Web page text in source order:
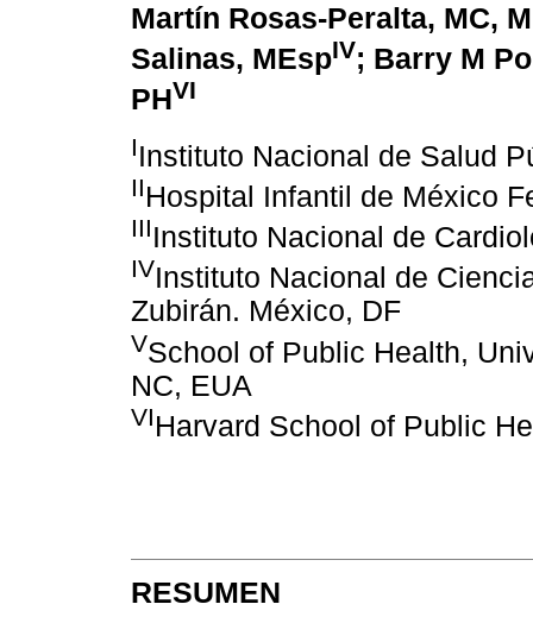
Martín Rosas-Peralta, MC,
Salinas, MEspIV; Barry M
PHVI
IInstituto Nacional de Salud
IIHospital Infantil de México
IIIInstituto Nacional de
IVInstituto Nacional de
Zubirán. México, DF
VSchool of Public Health,
NC, EUA
VIHarvard School of Public
RESUMEN